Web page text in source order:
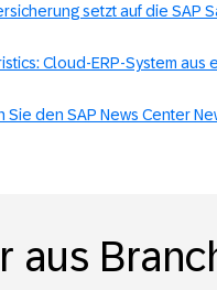
setzt auf die SAP
Cloud-ERP-System aus
Sie den SAP News Center
aus